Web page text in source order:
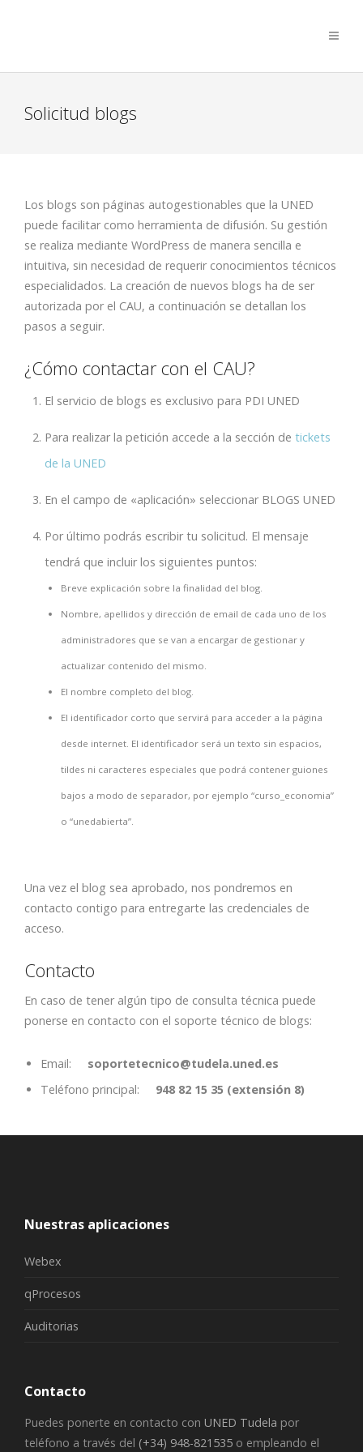
Solicitud blogs
Los blogs son páginas autogestionables que la UNED
puede facilitar como herramienta de difusión. Su gestión
se realiza mediante WordPress de manera sencilla e
intuitiva, sin necesidad de requerir conocimientos técnicos
especialidados. La creación de nuevos blogs ha de ser
autorizada por el CAU, a continuación se detallan los
pasos a seguir.
¿Cómo contactar con el CAU?
El servicio de blogs es exclusivo para PDI UNED
Para realizar la petición accede a la sección de tickets
de la UNED
En el campo de «aplicación» seleccionar BLOGS UNED
Por último podrás escribir tu solicitud. El mensaje
tendrá que incluir los siguientes puntos:
Breve explicación sobre la finalidad del blog.
Nombre, apellidos y dirección de email de cada uno de los
administradores que se van a encargar de gestionar y
actualizar contenido del mismo.
El nombre completo del blog.
El identificador corto que servirá para acceder a la página
desde internet. El identificador será un texto sin espacios,
tildes ni caracteres especiales que podrá contener guiones
bajos a modo de separador, por ejemplo “curso_economia”
o “unedabierta”.
Una vez el blog sea aprobado, nos pondremos en
contacto contigo para entregarte las credenciales de
acceso.
Contacto
En caso de tener algún tipo de consulta técnica puede
ponerse en contacto con el soporte técnico de blogs:
Email: soportetecnico@tudela.uned.es
Teléfono principal: 948 82 15 35 (extensión 8)
Nuestras aplicaciones
Webex
qProcesos
Auditorias
Contacto
Puedes ponerte en contacto con UNED Tudela por
teléfono a través del (+34) 948-821535 o empleando el